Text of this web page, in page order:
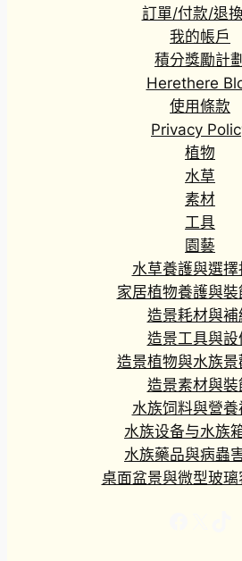
訂單/付款/退
我的帳戶
積分獎勵計劃
Herethere
使用條款
Privacy
植物
水草
素材
工具
園藝
水草養護與選擇
家居植物養護與裝
造景耗材與補
造景工具與設
造景植物與水族景
造景素材與裝
水族饲料與營養
水族设备与水族
水族藥品與病蟲
桌面盆景與微型玻